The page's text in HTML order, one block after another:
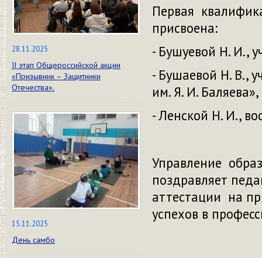
28.11.2025
II этап Общероссийской акции
«Призывник – Защитники
Отечества».
15.11.2025
День самбо
Первая
- Бушуевой Н. И.,
- Бушаевой Н. В.,
им. Я. И. Баляева»,
- Ленской Н. И.,
Управление
поздравляет
аттестации на
успехов в